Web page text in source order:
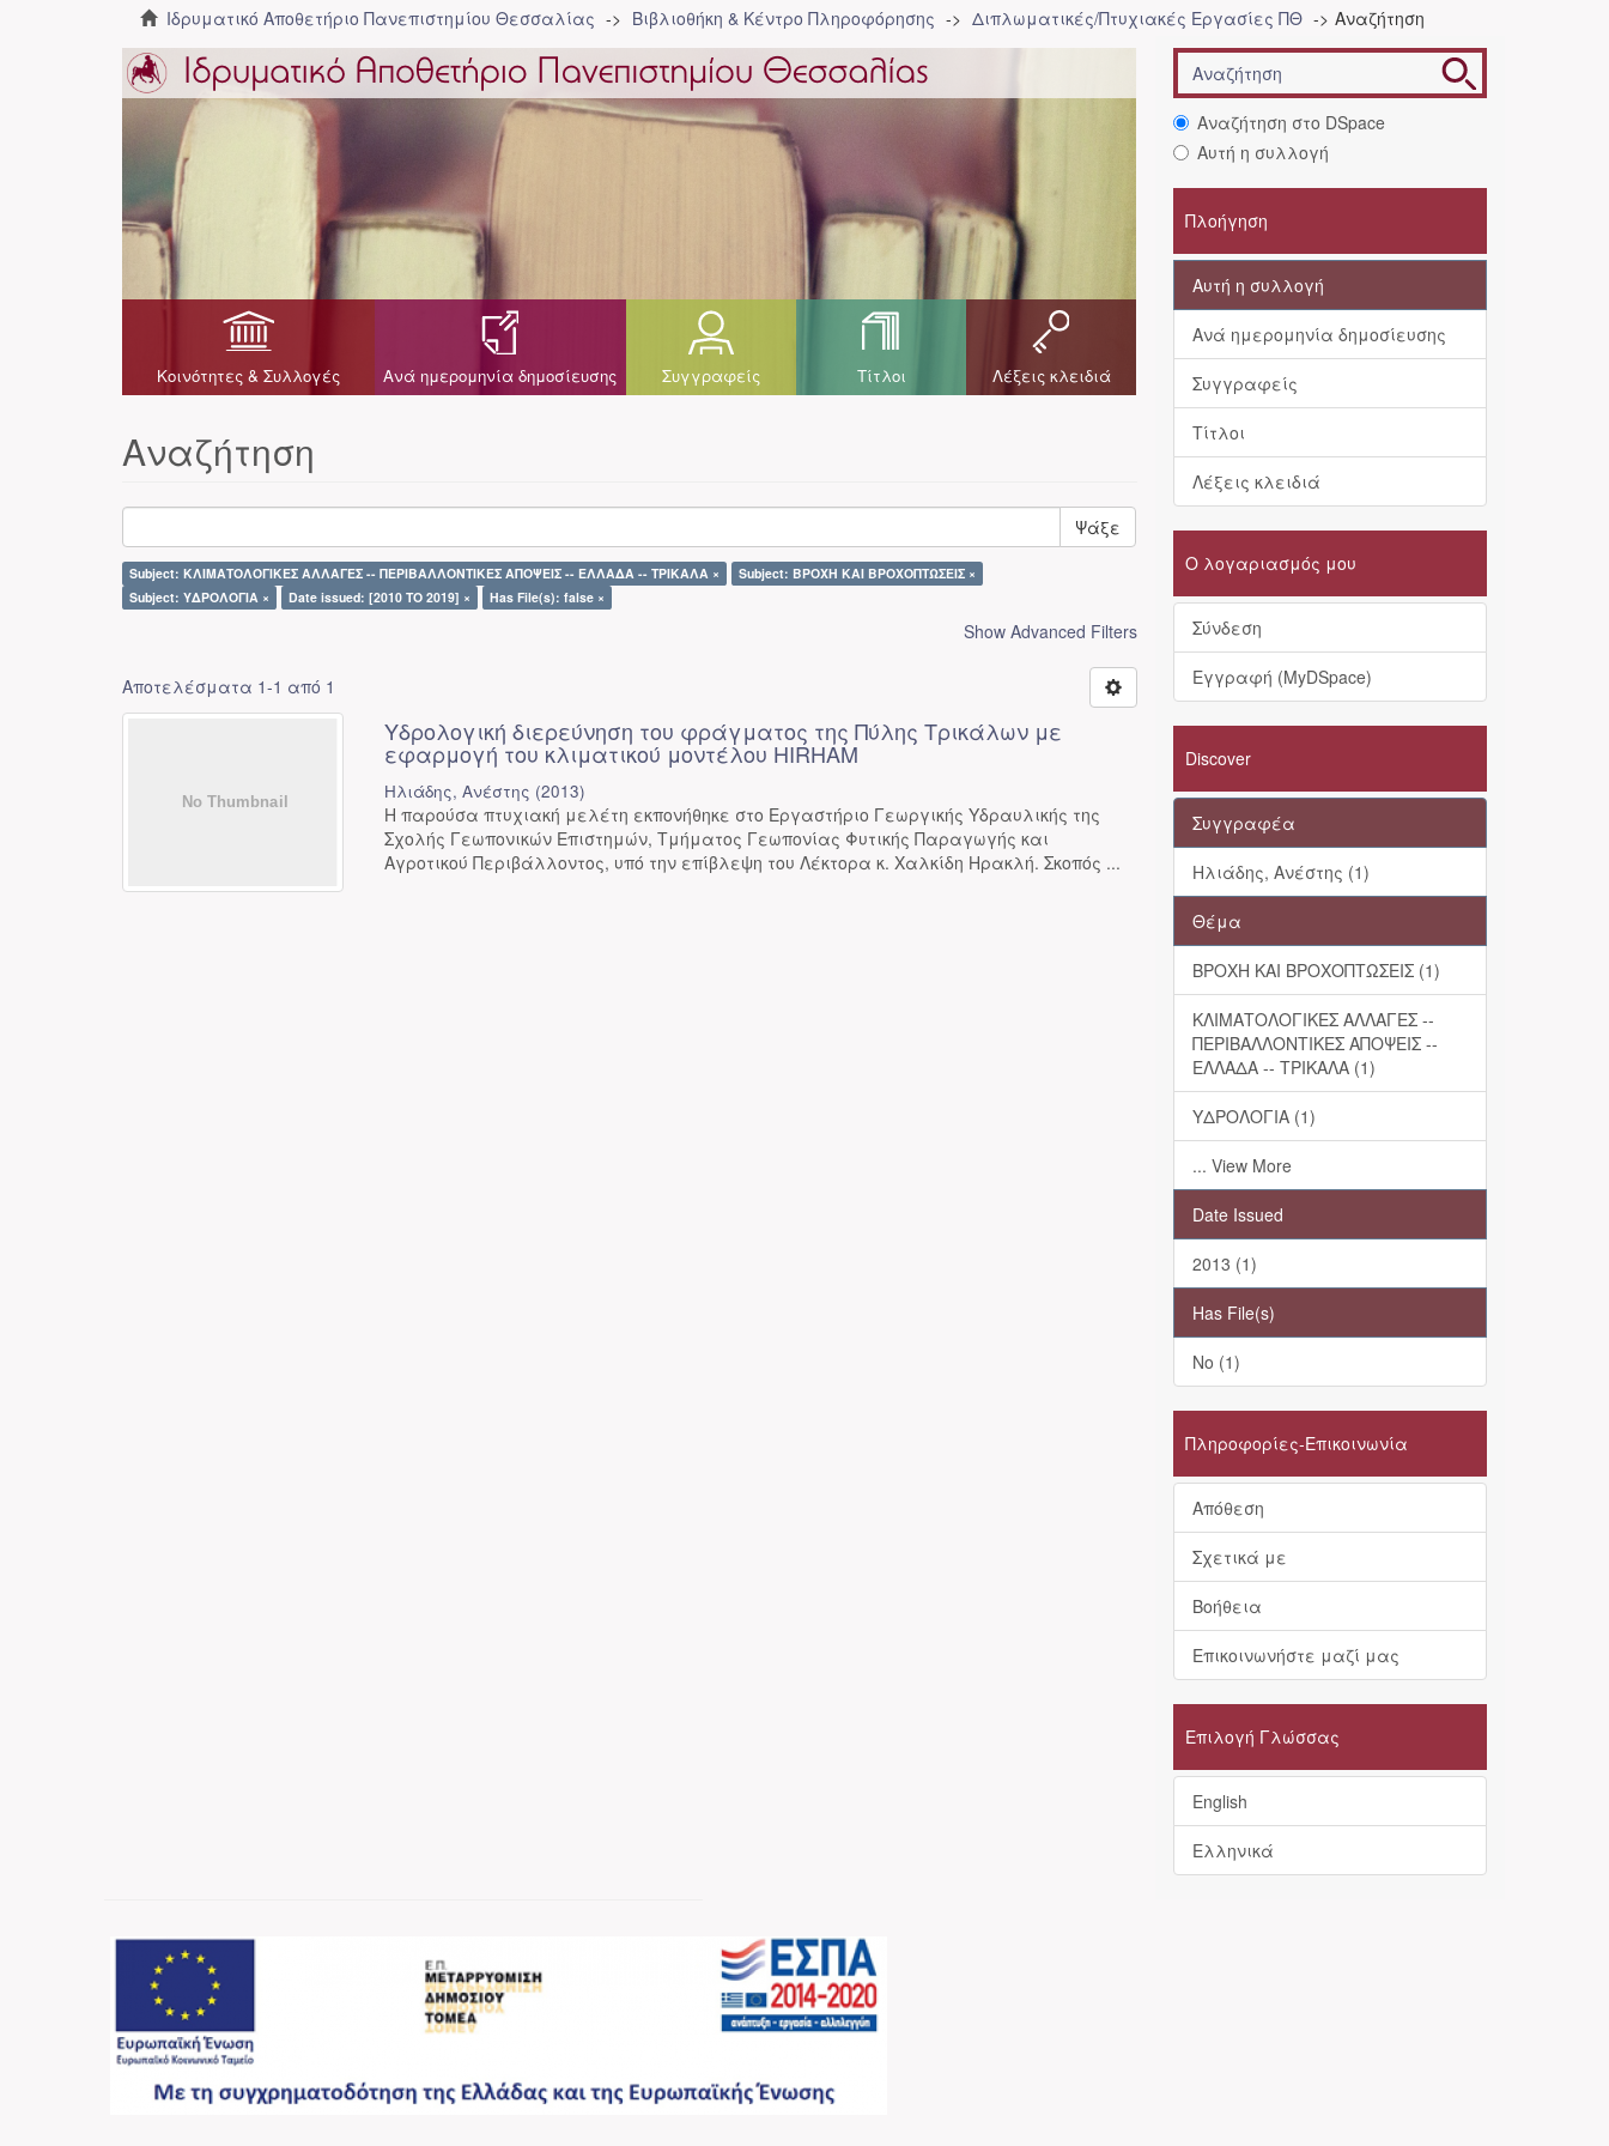
Ιδρυματικό Αποθετήριο Πανεπιστημίου Θεσσαλίας Βιβλιοθήκη & Κέντρο Πληροφόρησης Διπλωματικές/Πτυχιακές Εργασίες ΠΘ Αναζήτηση
Κοινότητες & Συλλογές Ανά ημερομηνία δημοσίευσης Συγγραφείς Τίτλοι Λέξεις κλειδιά
Αναζήτηση
Ψάξε
Subject: ΚΛΙΜΑΤΟΛΟΓΙΚΕΣ ΑΛΛΑΓΕΣ -- ΠΕΡΙΒΑΛΛΟΝΤΙΚΕΣ ΑΠΟΨΕΙΣ -- ΕΛΛΑΔΑ -- ΤΡΙΚΑΛΑ ×
Subject: ΒΡΟΧΗ ΚΑΙ ΒΡΟΧΟΠΤΩΣΕΙΣ ×
Subject: ΥΔΡΟΛΟΓΙΑ ×
Date issued: [2010 TO 2019] × Has File(s): false ×
Show Advanced Filters
Αποτελέσματα 1-1 από 1
Υδρολογική διερεύνηση του φράγματος της Πύλης Τρικάλων με
εφαρμογή του κλιματικού μοντέλου HIRHAM
Ηλιάδης, Ανέστης (2013)
Η παρούσα πτυχιακή μελέτη εκπονήθηκε στο Εργαστήριο Γεωργικής Υδραυλικής της
Σχολής Γεωπονικών Επιστημών, Τμήματος Γεωπονίας Φυτικής Παραγωγής και
Αγροτικού Περιβάλλοντος, υπό την επίβλεψη του Λέκτορα κ. Χαλκίδη Ηρακλή. Σκοπός ...
Αναζήτηση στο DSpace
Αυτή η συλλογή
Πλοήγηση
Αυτή η συλλογή
Ανά ημερομηνία δημοσίευσης
Συγγραφείς
Τίτλοι
Λέξεις κλειδιά
Ο λογαριασμός μου
Σύνδεση
Εγγραφή (MyDSpace)
Discover
Συγγραφέα
Ηλιάδης, Ανέστης (1)
Θέμα
ΒΡΟΧΗ ΚΑΙ ΒΡΟΧΟΠΤΩΣΕΙΣ (1)
ΚΛΙΜΑΤΟΛΟΓΙΚΕΣ ΑΛΛΑΓΕΣ --
ΠΕΡΙΒΑΛΛΟΝΤΙΚΕΣ ΑΠΟΨΕΙΣ --
ΕΛΛΑΔΑ -- ΤΡΙΚΑΛΑ (1)
ΥΔΡΟΛΟΓΙΑ (1)
... View More
Date Issued
2013 (1)
Has File(s)
No (1)
Πληροφορίες-Επικοινωνία
Απόθεση
Σχετικά με
Βοήθεια
Επικοινωνήστε μαζί μας
Επιλογή Γλώσσας
English
Ελληνικά